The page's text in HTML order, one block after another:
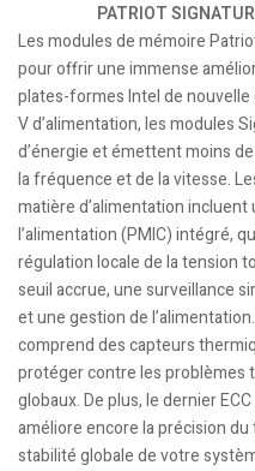
PATRIOT
Les modules de mémoire
pour offrir une immense
plates-formes Intel de nouvelle
V d’alimentation, les modules
d’énergie et émettent moins
la fréquence et de la vitesse.
matière d’alimentation
l’alimentation (PMIC) intégré,
régulation locale de la tension
seuil accrue, une surveillance
et une gestion de
comprend des capteurs
protéger contre les problèmes
globaux. De plus, le dernier
améliore encore la précision
stabilité globale de votre